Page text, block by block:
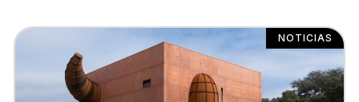
NOTICIAS